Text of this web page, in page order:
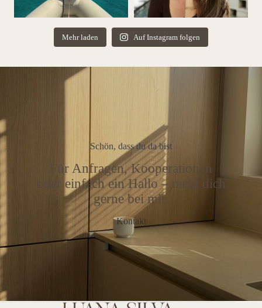
Mehr laden Auf Instagram folgen
Schön, dass du da bist
Für Anfragen, Kooperationen
oder einfach ein Hallo – meld dich
gerne bei mir.
Kontakt